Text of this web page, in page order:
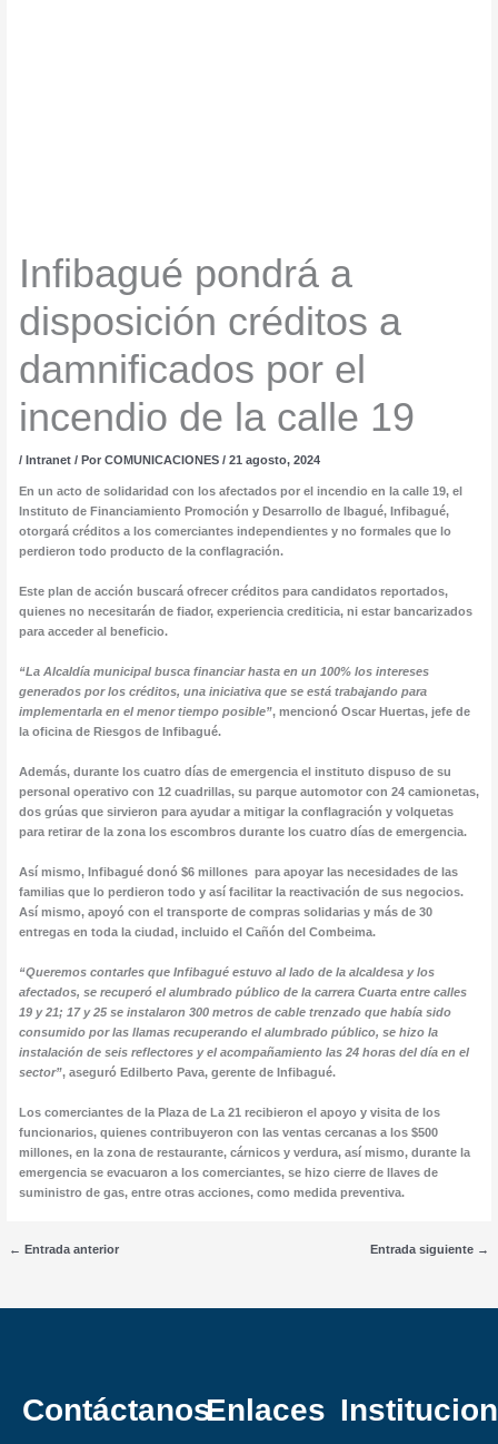
Infibagué pondrá a
disposición créditos a
damnificados por el
incendio de la calle 19
/ Intranet/ Por COMUNICACIONES / 21 agosto, 2024
En un acto de solidaridad con los afectados por el incendio en la calle 19, el
Instituto de Financiamiento Promoción y Desarrollo de Ibagué, Infibagué,
otorgará créditos a los comerciantes independientes y no formales que lo
perdieron todo producto de la conflagración.
Este plan de acción buscará ofrecer créditos para candidatos reportados,
quienes no necesitarán de fiador, experiencia crediticia, ni estar bancarizados
para acceder al beneficio.
“La Alcaldía municipal busca financiar hasta en un 100% los intereses
generados por los créditos, una iniciativa que se está trabajando para
implementarla en el menor tiempo posible”, mencionó Oscar Huertas, jefe de
la oficina de Riesgos de Infibagué.
Además, durante los cuatro días de emergencia el instituto dispuso de su
personal operativo con 12 cuadrillas, su parque automotor con 24 camionetas,
dos grúas que sirvieron para ayudar a mitigar la conflagración y volquetas
para retirar de la zona los escombros durante los cuatro días de emergencia.
Así mismo, Infibagué donó $6 millones para apoyar las necesidades de las
familias que lo perdieron todo y así facilitar la reactivación de sus negocios.
Así mismo, apoyó con el transporte de compras solidarias y más de 30
entregas en toda la ciudad, incluido el Cañón del Combeima.
“Queremos contarles que Infibagué estuvo al lado de la alcaldesa y los
afectados, se recuperó el alumbrado público de la carrera Cuarta entre calles
19 y 21; 17 y 25 se instalaron 300 metros de cable trenzado que había sido
consumido por las llamas recuperando el alumbrado público, se hizo la
instalación de seis reflectores y el acompañamiento las 24 horas del día en el
sector”, aseguró Edilberto Pava, gerente de Infibagué.
Los comerciantes de la Plaza de La 21 recibieron el apoyo y visita de los
funcionarios, quienes contribuyeron con las ventas cercanas a los $500
millones, en la zona de restaurante, cárnicos y verdura, así mismo, durante la
emergencia se evacuaron a los comerciantes, se hizo cierre de llaves de
suministro de gas, entre otras acciones, como medida preventiva.
← Entrada anterior Entrada siguiente →
ContáctanosEnlaces